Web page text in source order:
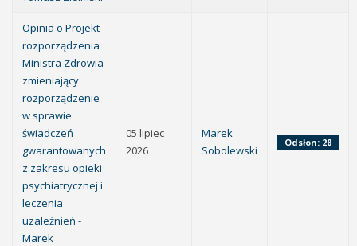
Opinia o Projekt
rozporządzenia
Ministra Zdrowia
zmieniający
rozporządzenie
w sprawie
świadczeń
gwarantowanych
z zakresu opieki
psychiatrycznej i
leczenia
uzależnień -
Marek
05 lipiec
2026
Marek
Sobolewski
Odsłon: 28